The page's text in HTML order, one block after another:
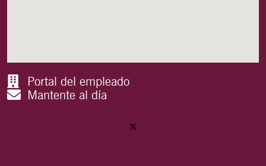
Portal del empleado
Mantente al día